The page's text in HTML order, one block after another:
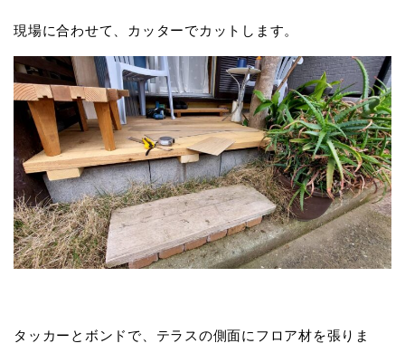
現場に合わせて、カッターでカットします。
タッカーとボンドで、テラスの側面にフロア材を張りま